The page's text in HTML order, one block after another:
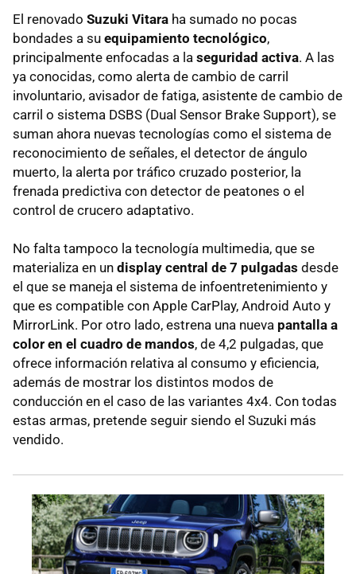
El renovado Suzuki Vitara ha sumado no pocas
bondades a su equipamiento tecnológico,
principalmente enfocadas a la seguridad activa. A las
ya conocidas, como alerta de cambio de carril
involuntario, avisador de fatiga, asistente de cambio de
carril o sistema DSBS (Dual Sensor Brake Support), se
suman ahora nuevas tecnologías como el sistema de
reconocimiento de señales, el detector de ángulo
muerto, la alerta por tráfico cruzado posterior, la
frenada predictiva con detector de peatones o el
control de crucero adaptativo.
No falta tampoco la tecnología multimedia, que se
materializa en un display central de 7 pulgadas desde
el que se maneja el sistema de infoentretenimiento y
que es compatible con Apple CarPlay, Android Auto y
MirrorLink. Por otro lado, estrena una nueva pantalla a
color en el cuadro de mandos, de 4,2 pulgadas, que
ofrece información relativa al consumo y eficiencia,
además de mostrar los distintos modos de
conducción en el caso de las variantes 4x4. Con todas
estas armas, pretende seguir siendo el Suzuki más
vendido.